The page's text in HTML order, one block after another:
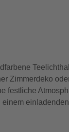
Zimmerdeko
festliche